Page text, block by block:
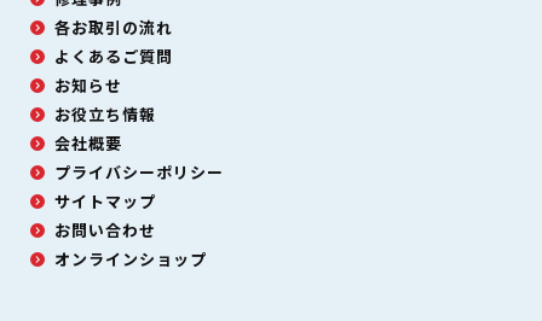
各お取引の流れ
よくあるご質問
お知らせ
お役立ち情報
会社概要
プライバシーポリシー
サイトマップ
お問い合わせ
オンラインショップ